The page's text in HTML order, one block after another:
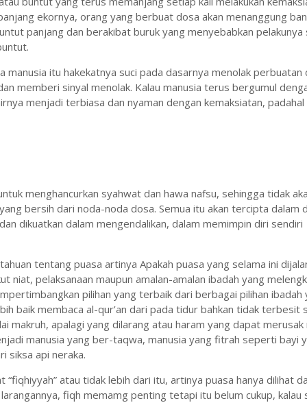
ekornya, orang yang berbuat dosa akan menanggung
panjang dan berakibat buruk yang menyebabkan pelakunya
manusia itu hakekatnya suci pada dasarnya menolak perbuatan
memberi sinyal menolak. Kalau manusia terus bergumul
menjadi terbiasa dan nyaman dengan kemaksiatan,
menghancurkan syahwat dan hawa nafsu, sehingga tidak
bersih dari noda-noda dosa. Semua itu akan tercipta dalam
dikuatkan dalam mengendalikan, dalam memimpin diri sendiri
tentang puasa artinya Apakah puasa yang selama ini
niat, pelaksanaan maupun amalan-amalan ibadah yang
pilihan yang terbaik dari berbagai pilihan ibadah
baik membaca al-qur’an dari pada tidur bahkan tidak terbesit
makruh, apalagi yang dilarang atau haram yang dapat merusak
manusia yang ber-taqwa, manusia yang fitrah seperti bayi
siksa api neraka.
atau tidak lebih dari itu, artinya puasa hanya dilihat
fiqh memamg penting tetapi itu belum cukup, kalau